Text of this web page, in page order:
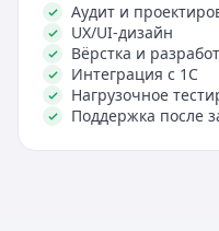
Аудит и
UX/UI-дизайн
Вёрстка и
Интеграция с 1С
Нагрузочное
Поддержка после